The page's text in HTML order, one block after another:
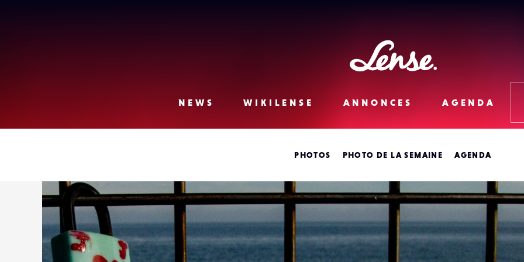
Lense
NEWS WIKILENSE ANNONCES AGENDA
PHOTOS PHOTO DE LA SEMAINE AGENDA